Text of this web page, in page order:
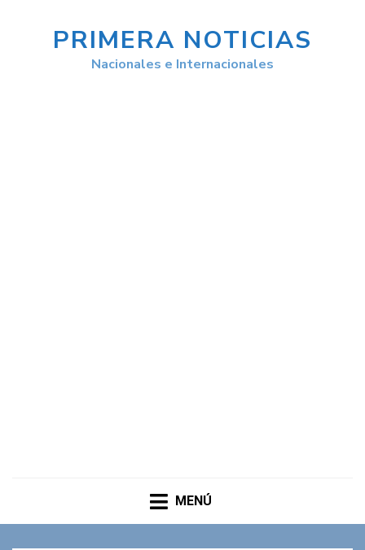
PRIMERA NOTICIAS
Nacionales e Internacionales
MENÚ